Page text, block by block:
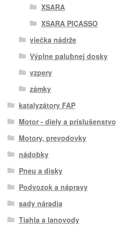
XSARA
XSARA PICASSO
viečka nádrže
Výplne palubnej dosky
vzpery
zámky
katalyzátory FAP
Motor - diely a príslušenstvo
Motory, prevodovky
nádobky
Pneu a disky
Podvozok a nápravy
sady náradia
Tiahla a lanovody